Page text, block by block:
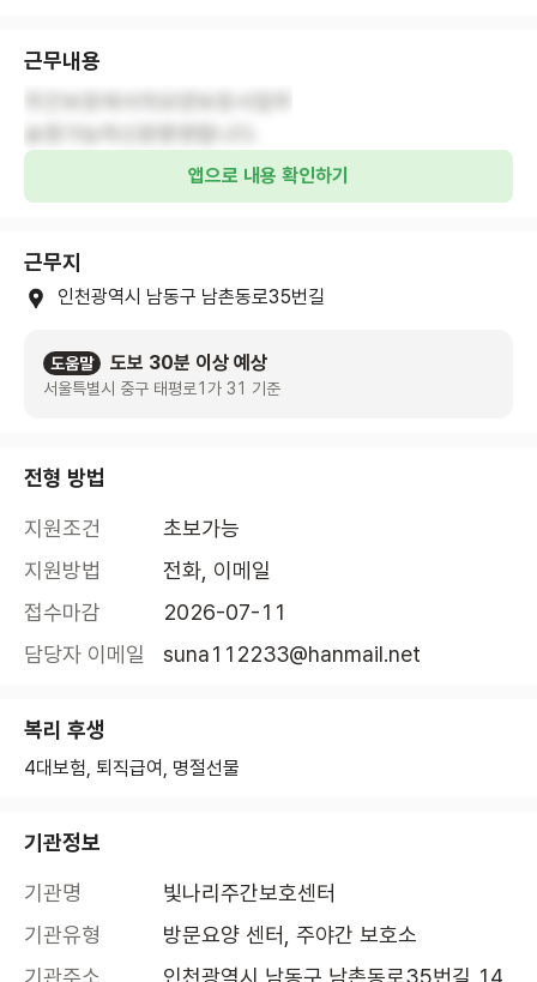
근무내용
송영가능하신분환영합니다.
앱으로 내용 확인하기
근무지
인천광역시 남동구 남촌동로35번길
도움말 도보 30분 이상 예상
서울특별시 중구 태평로1가 31 기준
전형 방법
지원조건
초보가능
지원방법
전화, 이메일
접수마감
2026-07-11
담당자 이메일
suna112233@hanmail.net
복리 후생
4대보험, 퇴직급여, 명절선물
기관정보
기관명
빛나리주간보호센터
기관유형
방문요양 센터, 주야간 보호소
기관주소
인천광역시 남동구 남촌동로35번길 14,